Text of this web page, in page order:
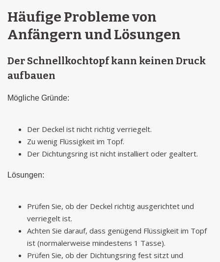
Häufige Probleme von
Anfängern und Lösungen
Der Schnellkochtopf kann keinen Druck
aufbauen
Mögliche Gründe:
Der Deckel ist nicht richtig verriegelt.
Zu wenig Flüssigkeit im Topf.
Der Dichtungsring ist nicht installiert oder gealtert.
Lösungen:
Prüfen Sie, ob der Deckel richtig ausgerichtet und
verriegelt ist.
Achten Sie darauf, dass genügend Flüssigkeit im Topf
ist (normalerweise mindestens 1 Tasse).
Prüfen Sie, ob der Dichtungsring fest sitzt und